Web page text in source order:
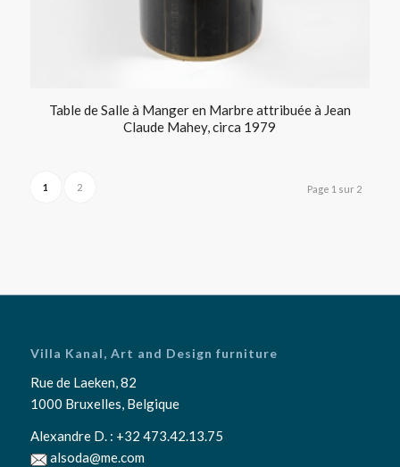
Table de Salle à Manger en Marbre attribuée à Jean
Claude Mahey, circa 1979
Page 1 sur 2
1 2
Villa Kanal, Art and Design furniture
Rue de Laeken, 82
1000 Bruxelles, Belgique
Alexandre D. : +32 473.42.13.75
alsoda@me.com